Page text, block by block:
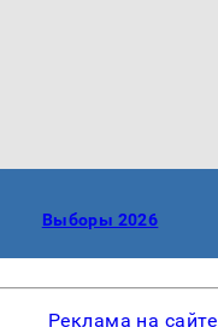
Выборы 2026
Реклама на сайте